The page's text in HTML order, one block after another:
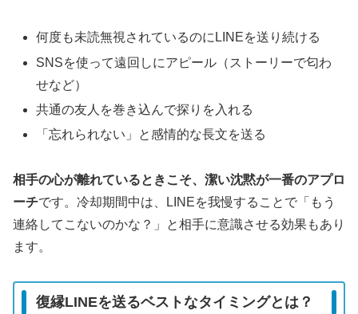
何度も未読無視されているのにLINEを送り続ける
SNSを使って遠回しにアピール（ストーリーで匂わ
せなど）
共通の友人を巻き込んで探りを入れる
「忘れられない」と感情的な長文を送る
相手の心が離れているときこそ、潔い沈黙が一番のアプロ
ーチです。冷却期間中は、LINEを我慢することで「もう
連絡してこないのかな？」と相手に意識させる効果もあり
ます。
復縁LINEを送るベストなタイミングとは？